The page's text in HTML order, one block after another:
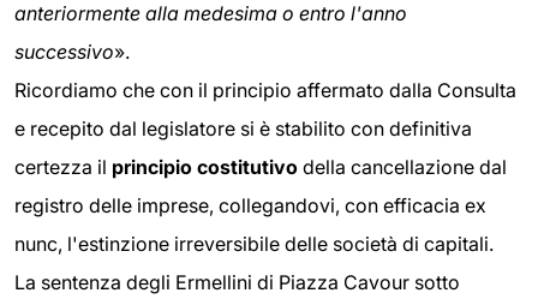
anteriormente alla medesima o entro l'anno
successivo».
Ricordiamo che con il principio affermato dalla Consulta
e recepito dal legislatore si è stabilito con definitiva
certezza il principio costitutivo della cancellazione dal
registro delle imprese, collegandovi, con efficacia ex
nunc, l'estinzione irreversibile delle società di capitali.
La sentenza degli Ermellini di Piazza Cavour sotto